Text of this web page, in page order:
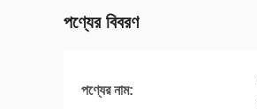
পণ্যের বিবরণ
পণ্যের নাম: